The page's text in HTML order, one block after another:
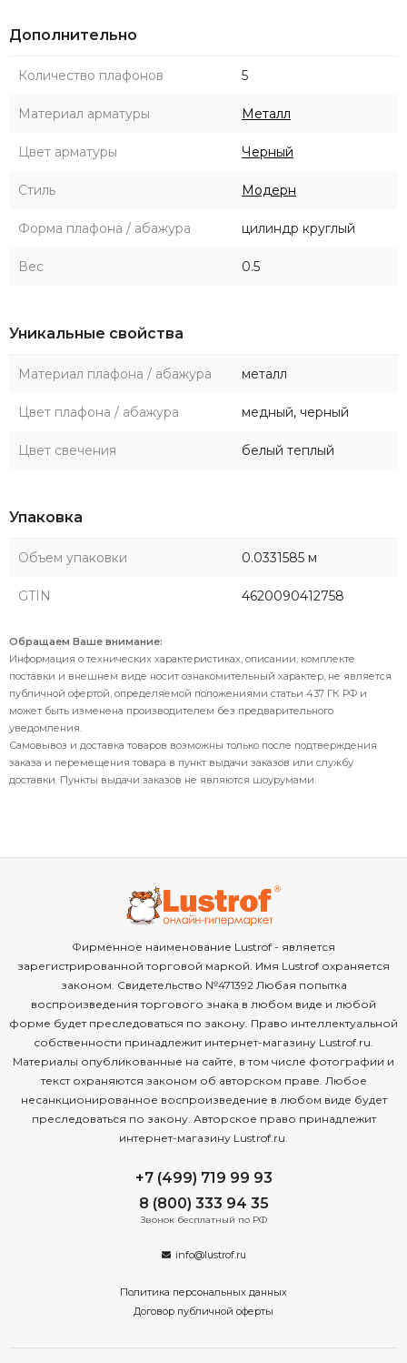
Дополнительно
Количество плафонов 5
Материал арматуры Металл
Цвет арматуры Черный
Стиль Модерн
Форма плафона / абажура цилиндр круглый
Вес 0.5
Уникальные свойства
Материал плафона / абажура металл
Цвет плафона / абажура медный, черный
Цвет свечения белый теплый
Упаковка
Объем упаковки 0.0331585 м
GTIN 4620090412758
Обращаем Ваше внимание:
Информация о технических характеристиках, описании, комплекте
поставки и внешнем виде носит ознакомительный характер, не является
публичной офертой, определяемой положениями статьи 437 ГК РФ и
может быть изменена производителем без предварительного
уведомления.
Самовывоз и доставка товаров возможны только после подтверждения
заказа и перемещения товара в пункт выдачи заказов или службу
доставки. Пункты выдачи заказов не являются шоурумами.
Фирменное наименование Lustrof - является
зарегистрированной торговой маркой. Имя Lustrof охраняется
законом. Свидетельство №471392 Любая попытка
воспроизведения торгового знака в любом виде и любой
форме будет преследоваться по закону. Право интеллектуальной
собственности принадлежит интернет-магазину Lustrof.ru.
Материалы опубликованные на сайте, в том числе фотографии и
текст охраняются законом об авторском праве. Любое
несанкционированное воспроизведение в любом виде будет
преследоваться по закону. Авторское право принадлежит
интернет-магазину Lustrof.ru.
+7 (499) 719 99 93
8 (800) 333 94 35
Звонок бесплатный по РФ
info@lustrof.ru
Политика персональных данных
Договор публичной оферты